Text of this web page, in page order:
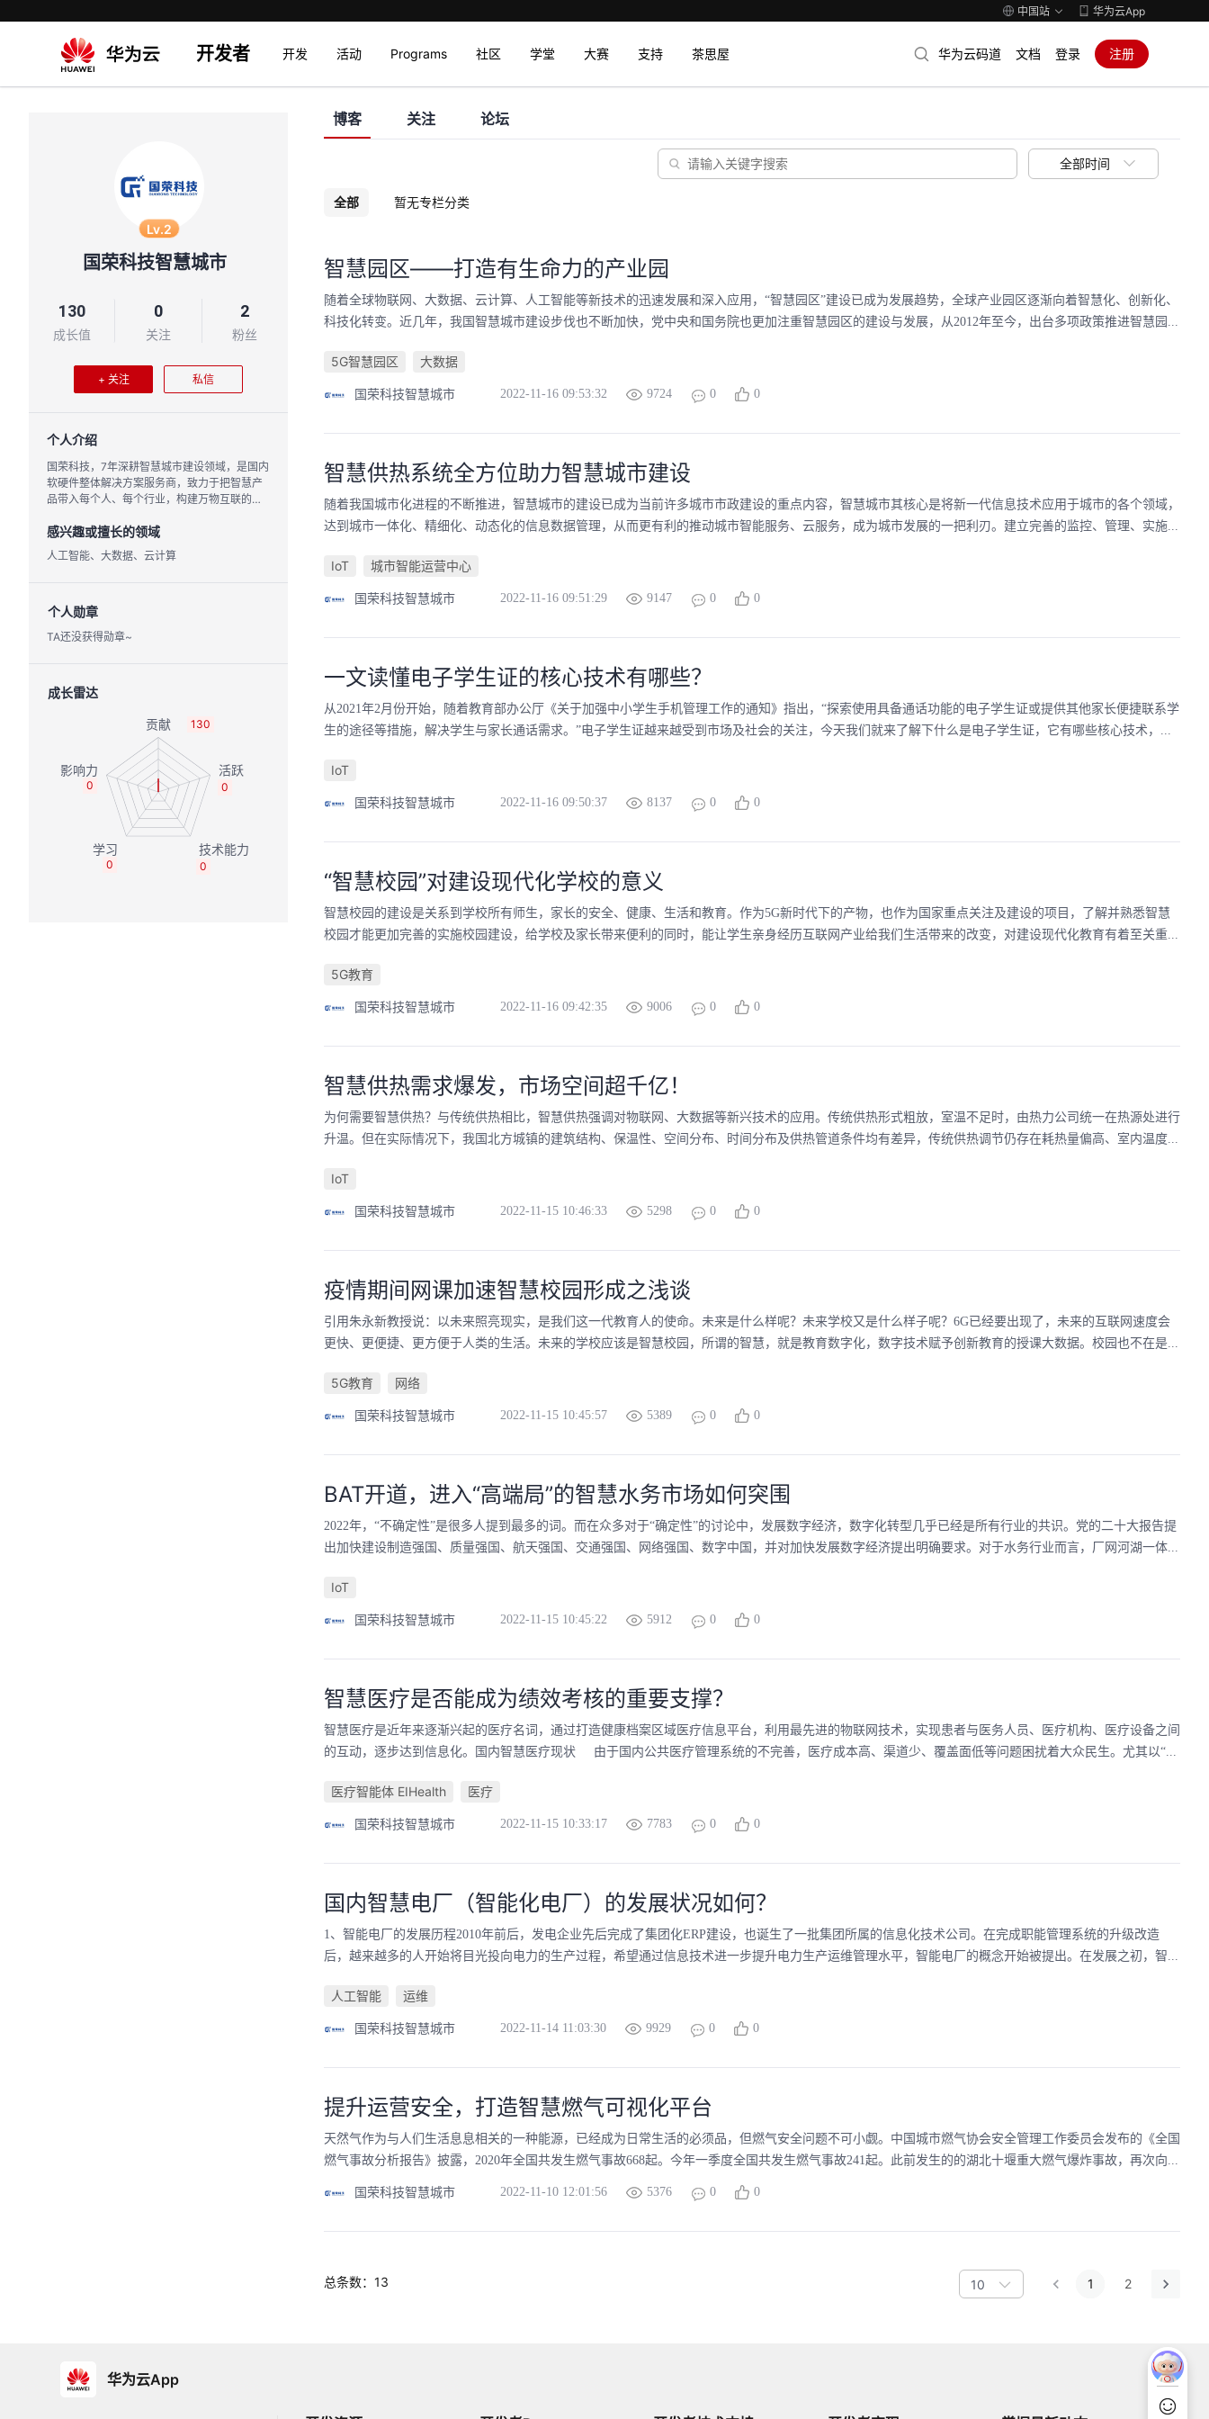
中国站 华为云App
开发者 开发 活动 Programs 社区 学堂 大赛 支持 茶思屋 华为云码道 文档 登录 注册
Lv.2
国荣科技智慧城市
130
成长值
0
关注
2
粉丝
+ 关注 私信
个人介绍
国荣科技，7年深耕智慧城市建设领域，是国内
软硬件整体解决方案服务商，致力于把智慧产
品带入每个人、每个行业，构建万物互联的智
感兴趣或擅长的领域
人工智能、大数据、云计算
个人勋章
TA还没获得勋章~
成长雷达
130
0
0
0
0
博客 关注 论坛
全部时间
全部 暂无专栏分类
智慧园区——打造有生命力的产业园
随着全球物联网、大数据、云计算、人工智能等新技术的迅速发展和深入应用，“智慧园区”建设已成为发展趋势，全球产业园区逐渐向着智慧化、创新化、
科技化转变。近几年，我国智慧城市建设步伐也不断加快，党中央和国务院也更加注重智慧园区的建设与发展，从2012年至今，出台多项政策推进智慧园...
5G智慧园区 大数据
国荣科技智慧城市 2022-11-16 09:53:32 9724 0 0
智慧供热系统全方位助力智慧城市建设
随着我国城市化进程的不断推进，智慧城市的建设已成为当前许多城市市政建设的重点内容，智慧城市其核心是将新一代信息技术应用于城市的各个领域，
达到城市一体化、精细化、动态化的信息数据管理，从而更有利的推动城市智能服务、云服务，成为城市发展的一把利刃。建立完善的监控、管理、实施...
IoT 城市智能运营中心
国荣科技智慧城市 2022-11-16 09:51:29 9147 0 0
一文读懂电子学生证的核心技术有哪些？
从2021年2月份开始，随着教育部办公厅《关于加强中小学生手机管理工作的通知》指出，“探索使用具备通话功能的电子学生证或提供其他家长便捷联系学
生的途径等措施，解决学生与家长通话需求。”电子学生证越来越受到市场及社会的关注，今天我们就来了解下什么是电子学生证，它有哪些核心技术，...
IoT
国荣科技智慧城市 2022-11-16 09:50:37 8137 0 0
“智慧校园”对建设现代化学校的意义
智慧校园的建设是关系到学校所有师生，家长的安全、健康、生活和教育。作为5G新时代下的产物，也作为国家重点关注及建设的项目，了解并熟悉智慧
校园才能更加完善的实施校园建设，给学校及家长带来便利的同时，能让学生亲身经历互联网产业给我们生活带来的改变，对建设现代化教育有着至关重...
5G教育
国荣科技智慧城市 2022-11-16 09:42:35 9006 0 0
智慧供热需求爆发，市场空间超千亿！
为何需要智慧供热？与传统供热相比，智慧供热强调对物联网、大数据等新兴技术的应用。传统供热形式粗放，室温不足时，由热力公司统一在热源处进行
升温。但在实际情况下，我国北方城镇的建筑结构、保温性、空间分布、时间分布及供热管道条件均有差异，传统供热调节仍存在耗热量偏高、室内温度...
IoT
国荣科技智慧城市 2022-11-15 10:46:33 5298 0 0
疫情期间网课加速智慧校园形成之浅谈
引用朱永新教授说：以未来照亮现实，是我们这一代教育人的使命。未来是什么样呢？未来学校又是什么样子呢？6G已经要出现了，未来的互联网速度会
更快、更便捷、更方便于人类的生活。未来的学校应该是智慧校园，所谓的智慧，就是教育数字化，数字技术赋予创新教育的授课大数据。校园也不在是...
5G教育 网络
国荣科技智慧城市 2022-11-15 10:45:57 5389 0 0
BAT开道，进入“高端局”的智慧水务市场如何突围
2022年，“不确定性”是很多人提到最多的词。而在众多对于“确定性”的讨论中，发展数字经济，数字化转型几乎已经是所有行业的共识。党的二十大报告提
出加快建设制造强国、质量强国、航天强国、交通强国、网络强国、数字中国，并对加快发展数字经济提出明确要求。对于水务行业而言，厂网河湖一体...
IoT
国荣科技智慧城市 2022-11-15 10:45:22 5912 0 0
智慧医疗是否能成为绩效考核的重要支撑？
智慧医疗是近年来逐渐兴起的医疗名词，通过打造健康档案区域医疗信息平台，利用最先进的物联网技术，实现患者与医务人员、医疗机构、医疗设备之间
的互动，逐步达到信息化。国内智慧医疗现状 由于国内公共医疗管理系统的不完善，医疗成本高、渠道少、覆盖面低等问题困扰着大众民生。尤其以“...
医疗智能体 EIHealth 医疗
国荣科技智慧城市 2022-11-15 10:33:17 7783 0 0
国内智慧电厂（智能化电厂）的发展状况如何？
1、智能电厂的发展历程2010年前后，发电企业先后完成了集团化ERP建设，也诞生了一批集团所属的信息化技术公司。在完成职能管理系统的升级改造
后，越来越多的人开始将目光投向电力的生产过程，希望通过信息技术进一步提升电力生产运维管理水平，智能电厂的概念开始被提出。在发展之初，智...
人工智能 运维
国荣科技智慧城市 2022-11-14 11:03:30 9929 0 0
提升运营安全，打造智慧燃气可视化平台
天然气作为与人们生活息息相关的一种能源，已经成为日常生活的必须品，但燃气安全问题不可小觑。中国城市燃气协会安全管理工作委员会发布的《全国
燃气事故分析报告》披露，2020年全国共发生燃气事故668起。今年一季度全国共发生燃气事故241起。此前发生的的湖北十堰重大燃气爆炸事故，再次向...
国荣科技智慧城市 2022-11-10 12:01:56 5376 0 0
总条数：13 10 1 2
华为云App